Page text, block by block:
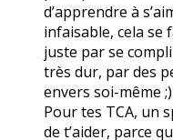
d’apprendre à
infaisable, cela se
juste par se
très dur, par des
envers soi-même ;)
Pour tes TCA, un
de t’aider, parce